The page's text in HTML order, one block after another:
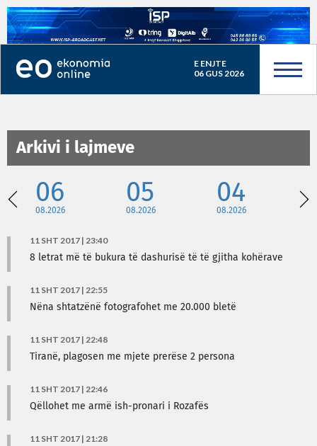
E ENJTE
06 GUS 2026
Arkivi i lajmeve
06
08.2026
05
08.2026
04
08.2026
11 SHT 2017 | 23:40
8 letrat më të bukura të dashurisë të të gjitha kohërave
11 SHT 2017 | 22:55
Nëna shtatzënë fotografohet me 20.000 bletë
11 SHT 2017 | 22:48
Tiranë, plagosen me mjete prerëse 2 persona
11 SHT 2017 | 22:46
Qëllohet me armë ish-pronari i Rozafës
11 SHT 2017 | 21:28